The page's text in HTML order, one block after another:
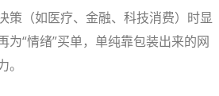
策（如医疗、金融、科技消费）时显
为“情绪”买单，单纯靠包装出来的网